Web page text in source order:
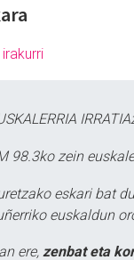
98.3ko zein
eskari bat
euskaldun
ere, zenbat eta